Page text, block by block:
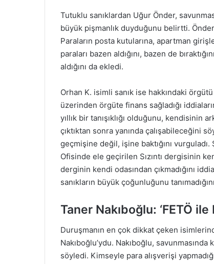
Tutuklu sanıklardan Uğur Önder,
büyük pişmanlık duyduğunu belirtti.
Paraların posta kutularına, apartman
paraları bazen aldığını, bazen de
aldığını da ekledi.
Orhan K. isimli sanık ise hakkındaki
üzerinden örgüte finans sağladığı
yıllık bir tanışıklığı olduğunu, kendisinin
çıktıktan sonra yanında çalışabileceğini
geçmişine değil, işine baktığını
Ofisinde ele geçirilen Sızıntı dergisinin
derginin kendi odasından çıkmadığını
sanıkların büyük çoğunluğunu
Taner Nakıboğlu: ‘FETÖ ile
Duruşmanın en çok dikkat çeken
Nakıboğlu’ydu. Nakıboğlu,
söyledi. Kimseyle para alışverişi